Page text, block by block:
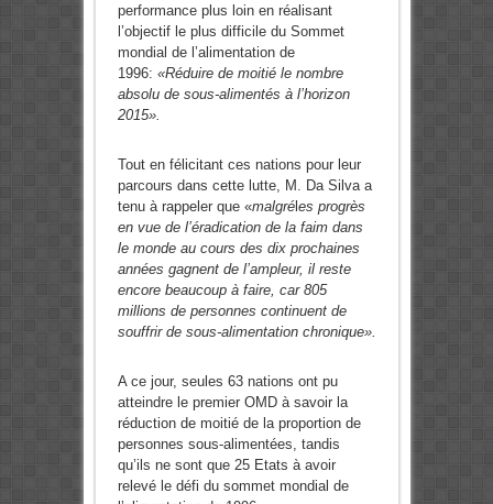
performance plus loin en réalisant
l’objectif le plus difficile du Sommet
mondial de l’alimentation de
1996: «Réduire de moitié le nombre
absolu de sous-alimentés à l’horizon
2015».
Tout en félicitant ces nations pour leur
parcours dans cette lutte, M. Da Silva a
tenu à rappeler que «malgrél es progrès
en vue de l’éradication de la faim dans
le monde au cours des dix prochaines
années gagnent de l’ampleur, il reste
encore beaucoup à faire, car 805
millions de personnes continuent de
souffrir de sous-alimentation chronique».
A ce jour, seules 63 nations ont pu
atteindre le premier OMD à savoir la
réduction de moitié de la proportion de
personnes sous-alimentées, tandis
qu’ils ne sont que 25 Etats à avoir
relevé le défi du sommet mondial de